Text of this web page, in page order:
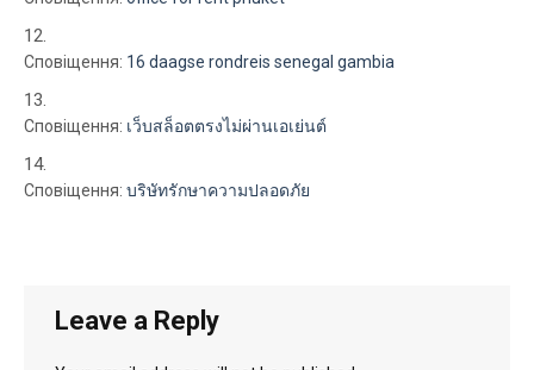
Сповіщення: 16 daagse rondreis senegal gambia
Сповіщення: เว็บสล็อตตรงไม่ผ่านเอเย่นต์
Сповіщення: บริษัทรักษาความปลอดภัย
Leave a Reply